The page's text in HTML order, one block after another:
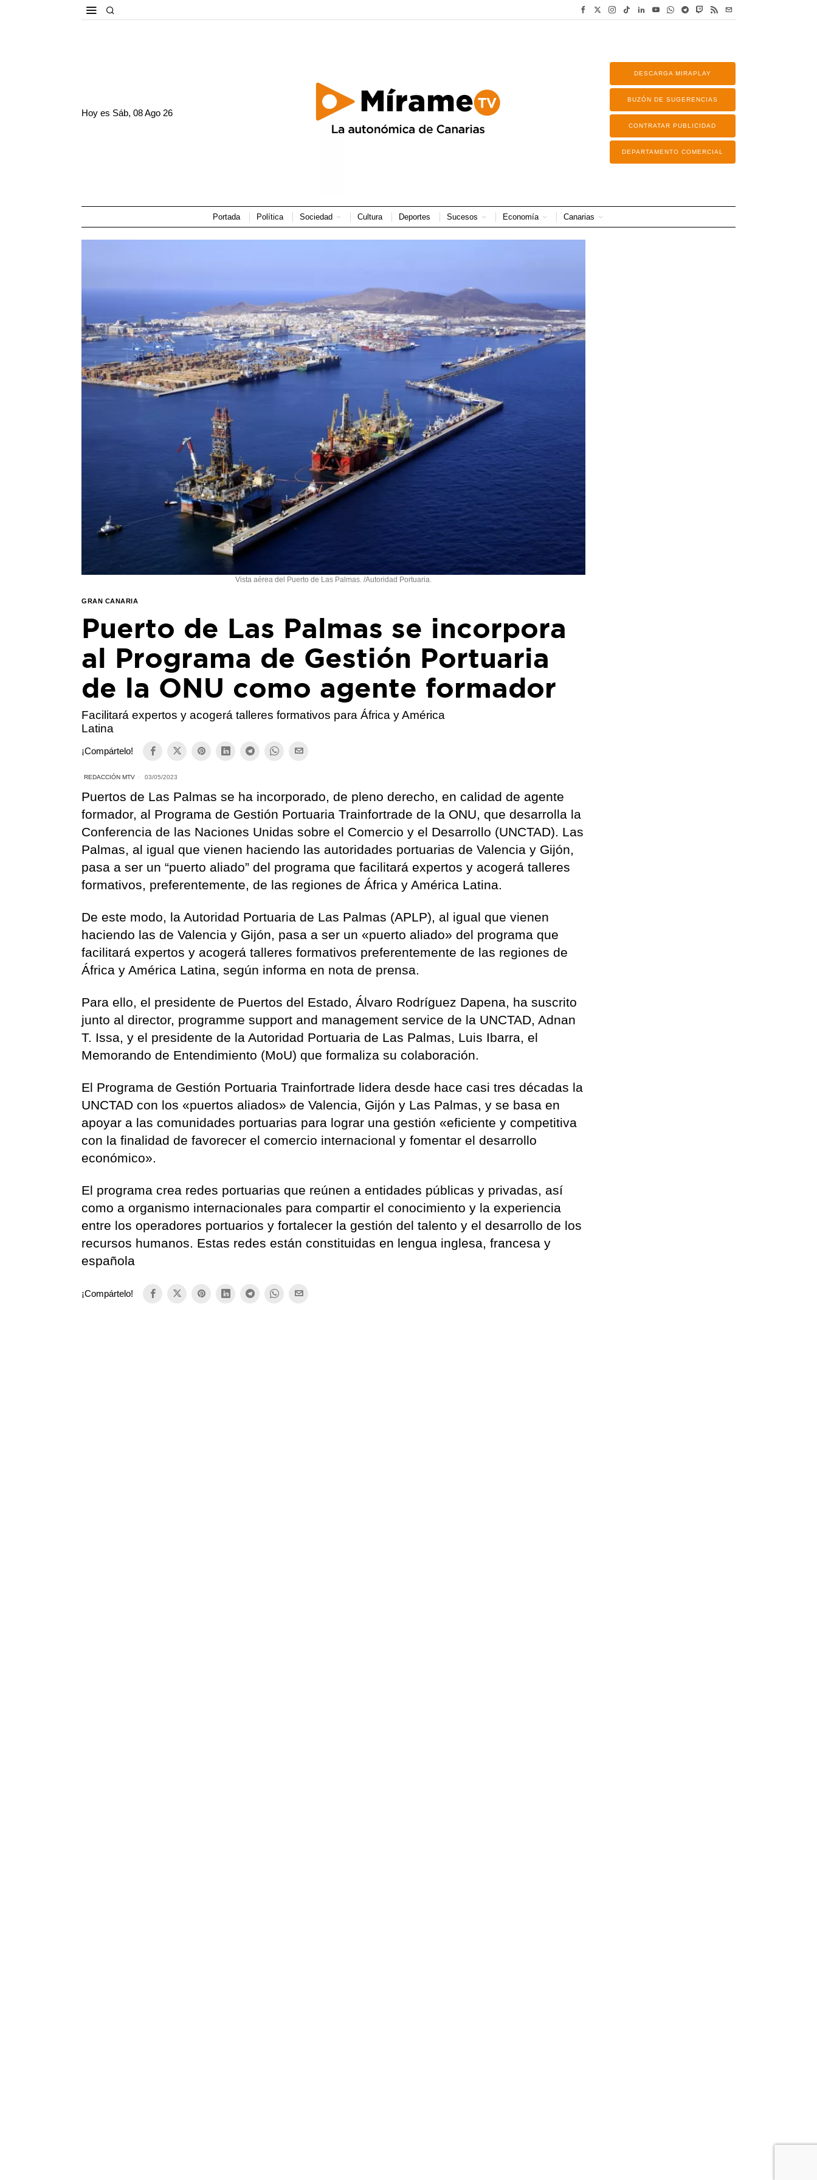
Hoy es Sáb, 08 Ago 26
DESCARGA MIRAPLAY
BUZÓN DE SUGERENCIAS
CONTRATAR PUBLICIDAD
DEPARTAMENTO COMERCIAL
Portada Política Sociedad Cultura Deportes Sucesos Economía Canarias
Vista aérea del Puerto de Las Palmas. /Autoridad Portuaria.
GRAN CANARIA
Puerto de Las Palmas se incorpora
al Programa de Gestión Portuaria
de la ONU como agente formador
Facilitará expertos y acogerá talleres formativos para África y América
Latina
¡Compártelo!
REDACCIÓN MTV 03/05/2023
Puertos de Las Palmas se ha incorporado, de pleno derecho, en calidad de agente
formador, al Programa de Gestión Portuaria Trainfortrade de la ONU, que desarrolla la
Conferencia de las Naciones Unidas sobre el Comercio y el Desarrollo (UNCTAD). Las
Palmas, al igual que vienen haciendo las autoridades portuarias de Valencia y Gijón,
pasa a ser un “puerto aliado” del programa que facilitará expertos y acogerá talleres
formativos, preferentemente, de las regiones de África y América Latina.
De este modo, la Autoridad Portuaria de Las Palmas (APLP), al igual que vienen
haciendo las de Valencia y Gijón, pasa a ser un «puerto aliado» del programa que
facilitará expertos y acogerá talleres formativos preferentemente de las regiones de
África y América Latina, según informa en nota de prensa.
Para ello, el presidente de Puertos del Estado, Álvaro Rodríguez Dapena, ha suscrito
junto al director, programme support and management service de la UNCTAD, Adnan
T. Issa, y el presidente de la Autoridad Portuaria de Las Palmas, Luis Ibarra, el
Memorando de Entendimiento (MoU) que formaliza su colaboración.
El Programa de Gestión Portuaria Trainfortrade lidera desde hace casi tres décadas la
UNCTAD con los «puertos aliados» de Valencia, Gijón y Las Palmas, y se basa en
apoyar a las comunidades portuarias para lograr una gestión «eficiente y competitiva
con la finalidad de favorecer el comercio internacional y fomentar el desarrollo
económico».
El programa crea redes portuarias que reúnen a entidades públicas y privadas, así
como a organismo internacionales para compartir el conocimiento y la experiencia
entre los operadores portuarios y fortalecer la gestión del talento y el desarrollo de los
recursos humanos. Estas redes están constituidas en lengua inglesa, francesa y
española
¡Compártelo!